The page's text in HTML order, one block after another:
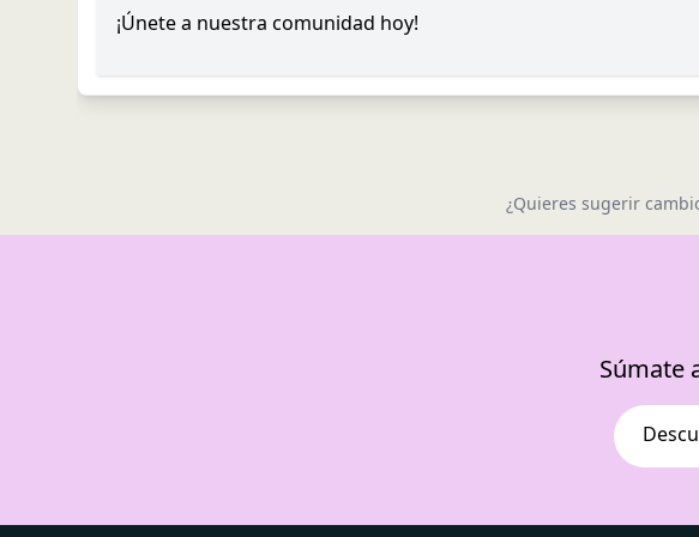
¡Únete a nuestra comunidad hoy!
¿Quieres sugerir
Súmate